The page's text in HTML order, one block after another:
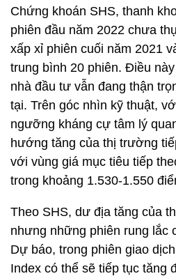
Chứng khoán SHS, thanh
phiên đầu năm 2022 chưa
xấp xỉ phiên cuối năm 2021
trung bình 20 phiên. Điều
nhà đầu tư vẫn đang thận
tại. Trên góc nhìn kỹ thuật,
ngưỡng kháng cự tâm lý
hướng tăng của thị trường
với vùng giá mục tiêu tiếp
trong khoảng 1.530-1.550
Theo SHS, dư địa tăng của
nhưng những phiên rung lắc
Dự báo, trong phiên giao
Index có thể sẽ tiếp tục tăng